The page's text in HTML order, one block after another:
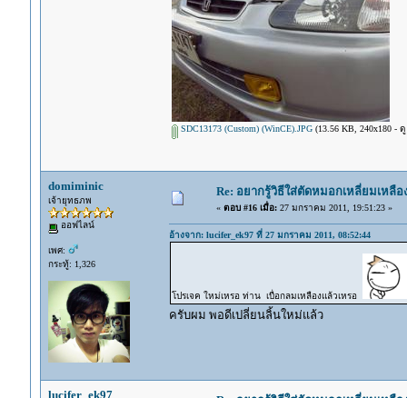
SDC13173 (Custom) (WinCE).JPG(13.56 KB, 240x180 - ดู
domiminic
เจ้ายุทธภพ
ออฟไลน์
เพศ:
กระทู้: 1,326
Re: อยากรู้วิธีใส่ตัดหมอกเหลี่ยมเหลือ
« ตอบ #16 เมื่อ:27 มกราคม 2011, 19:51:23 »
อ้างจาก: lucifer_ek97 ที่ 27 มกราคม 2011, 08:52:44
โปรเจค ใหม่เหรอ ท่าน เบื่อกลมเหลืองแล้วเหรอ
ครับผม พอดีเปลี่ยนลิ้นใหม่แล้ว
lucifer_ek97